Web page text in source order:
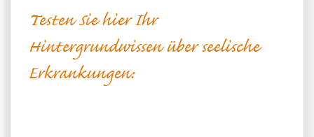
Testen Sie hier Ihr
Hintergrundwissen über seelische
Erkrankungen: